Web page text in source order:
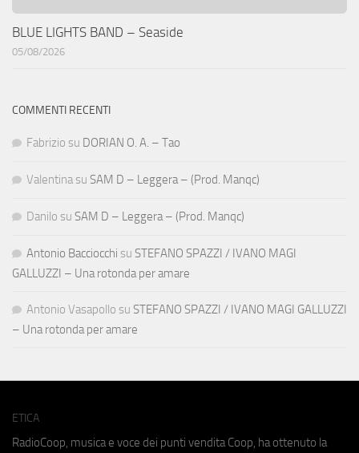
BLUE LIGHTS BAND – Seaside
05/08/2026
COMMENTI RECENTI
Fabrizio su DORIAN O. A. – Tao
Valentina su SAM D – Leggera – (Prod. Manqc)
Danilo su SAM D – Leggera – (Prod. Manqc)
Antonio Bacciocchi su STEFANO SPAZZI / IVANO MAGI
GALLUZZI – Una rotonda per amare
Antonio Vasapollo su STEFANO SPAZZI / IVANO MAGI GALLUZZI
– Una rotonda per amare
ETICA
RadioCoop, musica e voce dei punti vendita Coop, ha ottenuto la